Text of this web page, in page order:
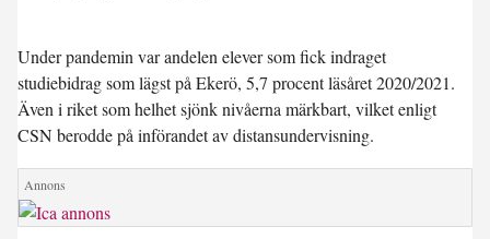
Under pandemin var andelen elever som fick indraget
studiebidrag som lägst på Ekerö, 5,7 procent läsåret 2020/2021.
Även i riket som helhet sjönk nivåerna märkbart, vilket enligt
CSN berodde på införandet av distansundervisning.